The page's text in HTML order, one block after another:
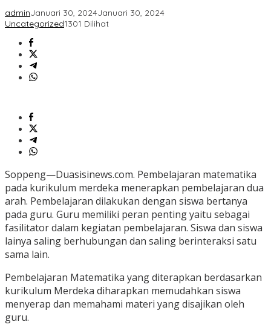
adminJanuari 30, 2024Januari 30, 2024
Uncategorized1301 Dilihat
Soppeng—Duasisinews.com. Pembelajaran matematika
pada kurikulum merdeka menerapkan pembelajaran dua
arah. Pembelajaran dilakukan dengan siswa bertanya
pada guru. Guru memiliki peran penting yaitu sebagai
fasilitator dalam kegiatan pembelajaran. Siswa dan siswa
lainya saling berhubungan dan saling berinteraksi satu
sama lain.
Pembelajaran Matematika yang diterapkan berdasarkan
kurikulum Merdeka diharapkan memudahkan siswa
menyerap dan memahami materi yang disajikan oleh
guru.